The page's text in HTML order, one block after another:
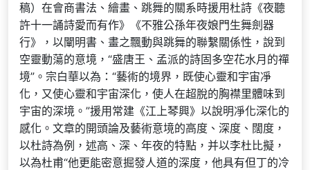
稿）在會商書法、繪畫、跳舞的關系時援用杜詩《夜聽
許十一誦詩愛而有作》《不雅公孫年夜娘門生舞劍器
行》，以闡明書、畫之飄動與跳舞的聯繫關係性，說到
空靈動蕩的意境，“盛唐王、孟派的詩固多空花水月的禪
境”。宗白華以為：“藝術的境界，既使心靈和宇宙凈
化，又使心靈和宇宙深化，使人在超脫的胸襟里體味到
宇宙的深境。”援用常建《江上琴興》以說明凈化深化的
感化。文章的開頭論及藝術意境的高度、深度、闊度，
以杜詩為例，述高、深、年夜的特點，并以李杜比擬，
以為杜甫“他更能密意掘發人道的深度，他具有但丁的冷